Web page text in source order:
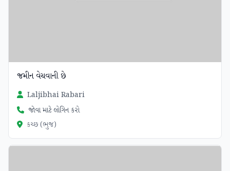
જમીન વેચવાની છે
Laljibhai Rabari
જોવા માટે લોગિન કરો
કચ્છ (ભુજ)